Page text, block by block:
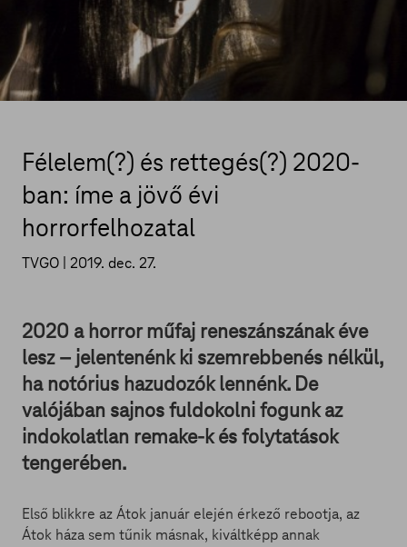
Félelem(?) és rettegés(?) 2020-
ban: íme a jövő évi
horrorfelhozatal
TVGO | 2019. dec. 27.
2020 a horror műfaj reneszánszának éve
lesz – jelentenénk ki szemrebbenés nélkül,
ha notórius hazudozók lennénk. De
valójában sajnos fuldokolni fogunk az
indokolatlan remake-k és folytatások
tengerében.
Első blikkre az Átok január elején érkező rebootja, az
Átok háza sem tűnik másnak, kiváltképp annak